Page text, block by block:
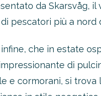
da Skarsvåg, il
pescatori più a nord
infine, che in estate
di
e cormorani, si trova